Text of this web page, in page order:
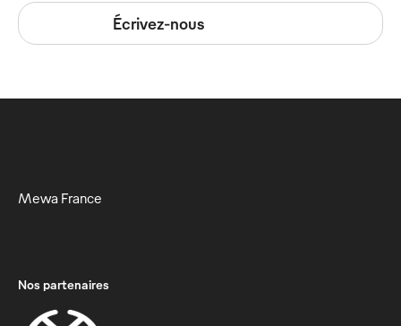
Écrivez-nous
Mewa France
Nos partenaires